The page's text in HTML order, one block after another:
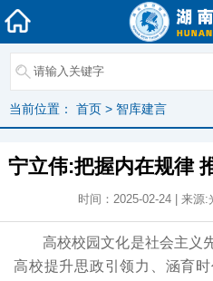
当前位置： 首页 > 智库建言
宁立伟:把握内在规律
时间：2025-02-24 | 来源
高校校园文化是社会主义
高校提升思政引领力、涵育